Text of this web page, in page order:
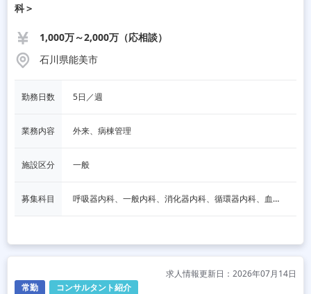
科＞
1,000万～2,000万（応相談）
石川県能美市
勤務日数 5日／週
業務内容 外来、病棟管理
施設区分 一般
募集科目 呼吸器内科、一般内科、消化器内科、循環器内科、血液内科、脳神経内科、内分泌内科、老人内科、一般外科、消化器外科、その他
常勤 コンサルタント紹介
求人情報更新日：2026年07月14日